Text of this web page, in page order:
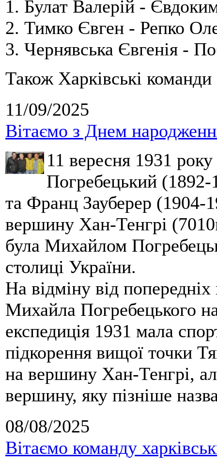
1. Булат Валерій -
2. Тимко Євген - Репко
3. Чернявська Євгенія -
Також Харківські
11/09/2025
Вітаємо з Днем
11 вересня 1931
Погребецький
та Франц Зауберер (1904-
вершину Хан-Тенгрі
була Михайлом
столиці України.
На відміну від
Михайла Погребецького
експедиція 1931 мала
підкорення вищої точки
на вершину Хан-Тенгрі,
вершину, яку пізніше
08/08/2025
Вітаємо команду